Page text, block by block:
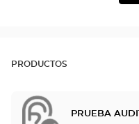
PRODUCTOS
PRUEBA